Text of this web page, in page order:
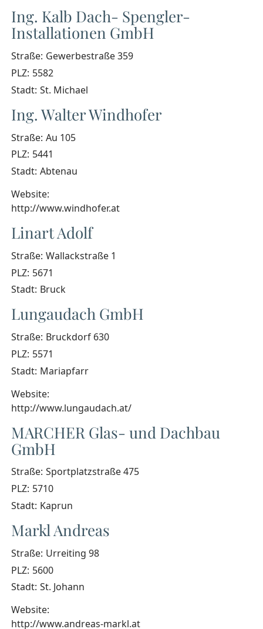
Ing. Kalb Dach- Spengler-
Installationen GmbH
Straße: Gewerbestraße 359
PLZ: 5582
Stadt: St. Michael
Ing. Walter Windhofer
Straße: Au 105
PLZ: 5441
Stadt: Abtenau
Website:
http://www.windhofer.at
Linart Adolf
Straße: Wallackstraße 1
PLZ: 5671
Stadt: Bruck
Lungaudach GmbH
Straße: Bruckdorf 630
PLZ: 5571
Stadt: Mariapfarr
Website:
http://www.lungaudach.at/
MARCHER Glas- und Dachbau
GmbH
Straße: Sportplatzstraße 475
PLZ: 5710
Stadt: Kaprun
Markl Andreas
Straße: Urreiting 98
PLZ: 5600
Stadt: St. Johann
Website:
http://www.andreas-markl.at